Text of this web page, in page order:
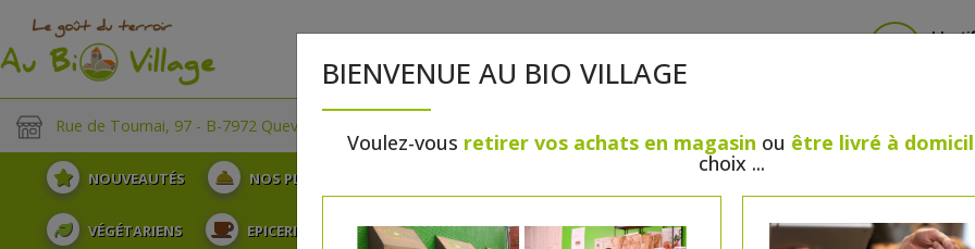
Rue de Tournai, 97 - B-7972 Quevaucamps
NOUVEAUTÉS NOS PLATEAUX
VÉGÉTARIENS EPICERIE PLATS TRAITEUR BOULANGERIE / PÂTISSERIE SANS GLUTEN, SANS
BIENVENUE AU BIO VILLAGE
Voulez-vous retirer vos achats en magasin ou être livré à
choix ...